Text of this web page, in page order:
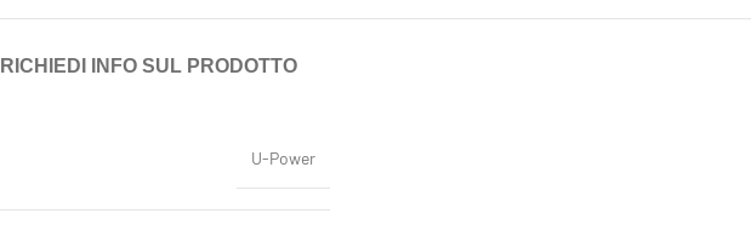
RICHIEDI INFO SUL PRODOTTO
U-Power